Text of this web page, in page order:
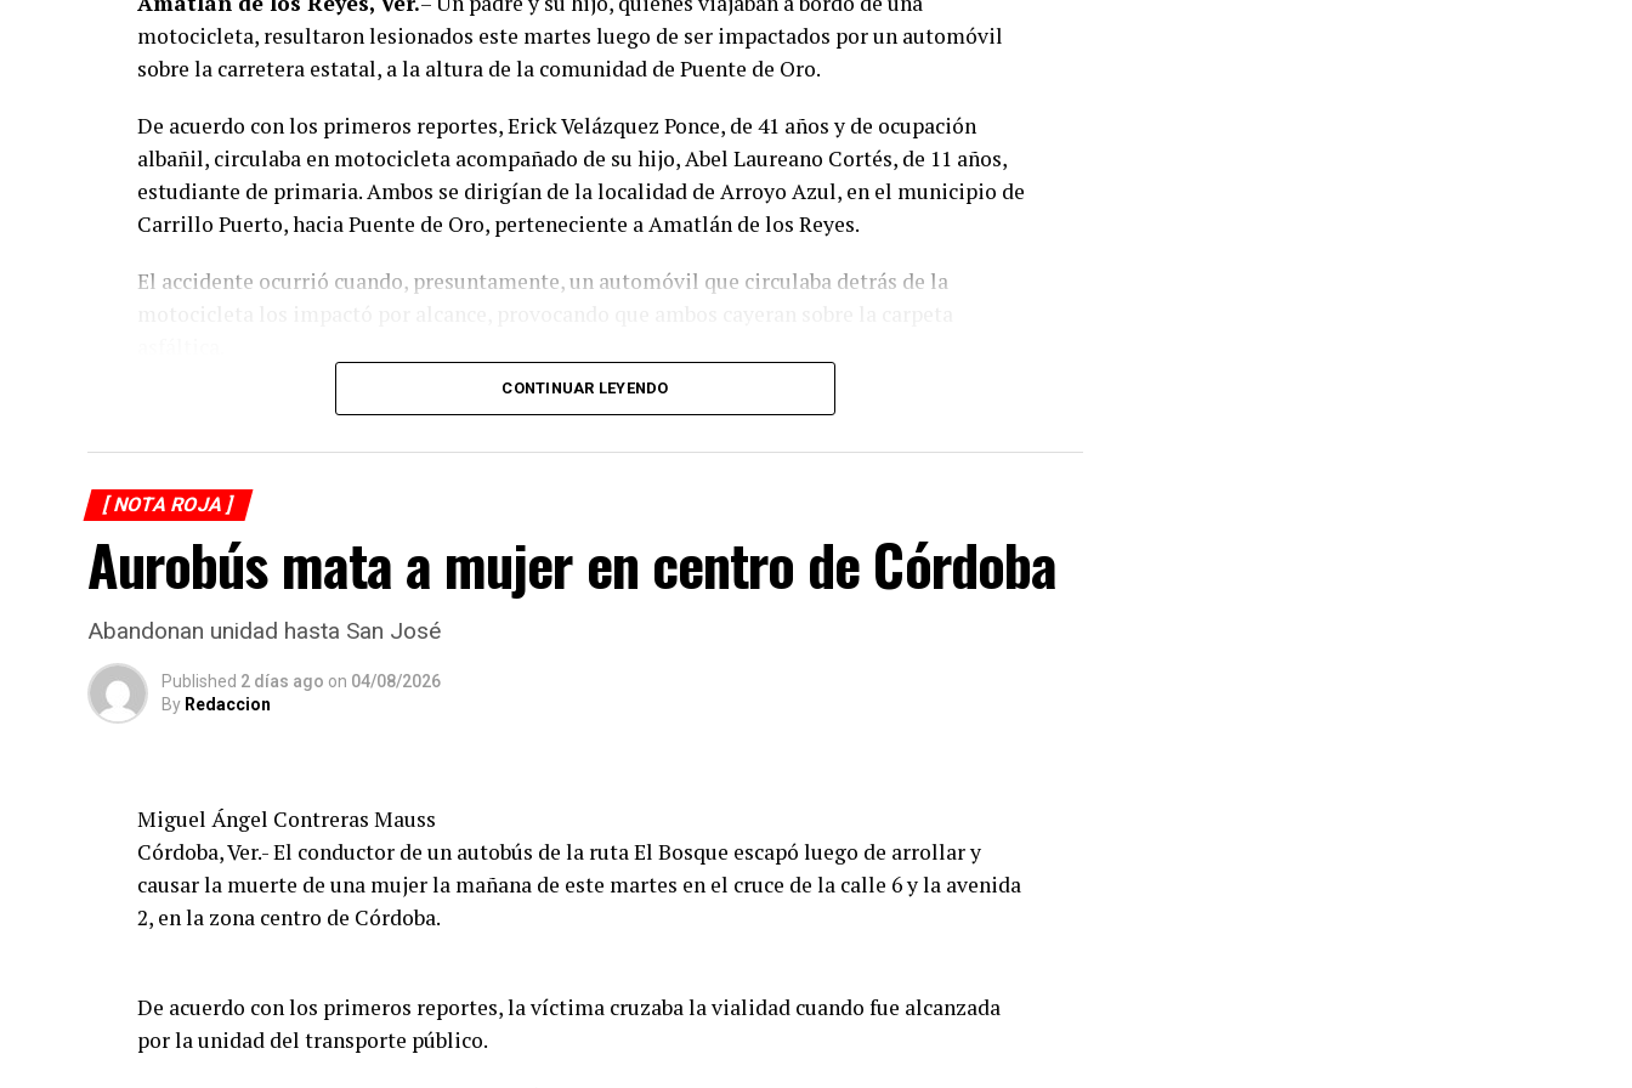
motocicleta, resultaron lesionados este martes luego de ser impactados por un automóvil
sobre la carretera estatal, a la altura de la comunidad de Puente de Oro.
De acuerdo con los primeros reportes, Erick Velázquez Ponce, de 41 años y de ocupación
albañil, circulaba en motocicleta acompañado de su hijo, Abel Laureano Cortés, de 11 años,
estudiante de primaria. Ambos se dirigían de la localidad de Arroyo Azul, en el municipio de
Carrillo Puerto, hacia Puente de Oro, perteneciente a Amatlán de los Reyes.
El accidente ocurrió cuando, presuntamente, un automóvil que circulaba detrás de la
De acuerdo con versiones recabadas en el lugar, el conductor del automóvil permaneció en el
sitio tras el percance, en tanto las autoridades realizaron las diligencias correspondientes
para determinar las causas del accidente y el deslinde de responsabilidades.
CONTINUAR LEYENDO
[ NOTA ROJA ]
Aurobús mata a mujer en centro de Córdoba
Abandonan unidad hasta San José
Published 2 días ago on 04/08/2026
By Redaccion
Miguel Ángel Contreras Mauss
Córdoba, Ver.- El conductor de un autobús de la ruta El Bosque escapó luego de arrollar y
causar la muerte de una mujer la mañana de este martes en el cruce de la calle 6 y la avenida
2, en la zona centro de Córdoba.
De acuerdo con los primeros reportes, la víctima cruzaba la vialidad cuando fue alcanzada
por la unidad del transporte público.